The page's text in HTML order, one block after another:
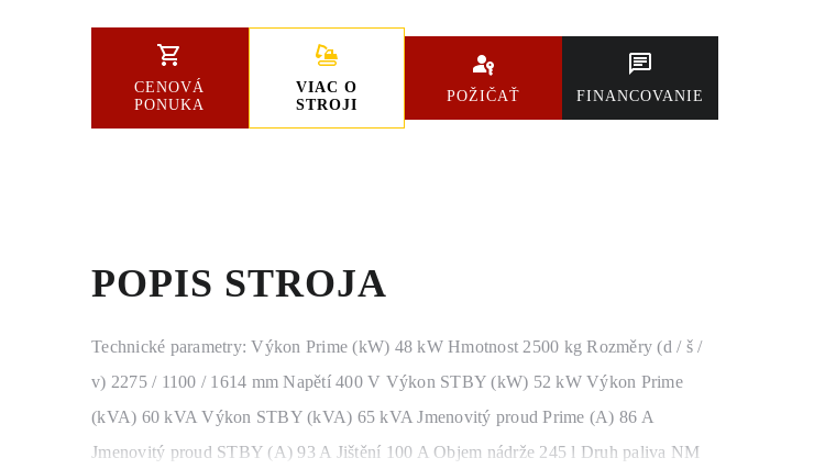
CENOVÁ
PONUKA
VIAC O
STROJI
POŽIČAŤ FINANCOVANIE
POPIS STROJA
Technické parametry: Výkon Prime (kW) 48 kW Hmotnost 2500 kg Rozměry (d / š /
v) 2275 / 1100 / 1614 mm Napětí 400 V Výkon STBY (kW) 52 kW Výkon Prime
(kVA) 60 kVA Výkon STBY (kVA) 65 kVA Jmenovitý proud Prime (A) 86 A
Jmenovitý proud STBY (A) 93 A Jištění 100 A Objem nádrže 245 l Druh paliva NM